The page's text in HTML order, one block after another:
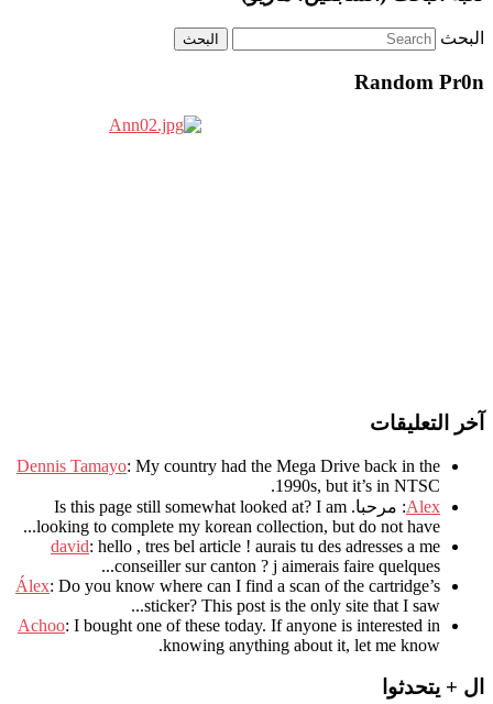
البحث
Random Pr0n
آخر التعليقات
Dennis Tamayo: My country had the Mega Drive back in the
1990s, but it’s in NTSC
.
Alex: مرحبا. Is this page still somewhat looked at? I am
looking to complete my korean collection, but do not have..
.
david: hello , tres bel article ! aurais tu des adresses a me
conseiller sur canton ? j aimerais faire quelques..
.
Álex: Do you know where can I find a scan of the cartridge’s
sticker? This post is the only site that I saw...
Achoo: I bought one of these today. If anyone is interested in
knowing anything about it, let me know.
ال + يتحدثوا